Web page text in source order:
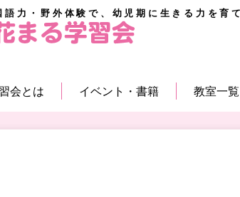
語力・野外体験で、幼児期に生きる力を育
会とは イベント・書籍 教室一覧